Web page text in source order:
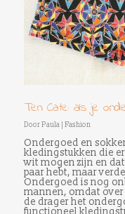
Ten Cate: als je
Door Paula Fashion
Ondergoed en
kledingstukken die
wit mogen zijn en
paar hebt, maar
Ondergoed is nog
mannen, omdat
de drager het
functioneel